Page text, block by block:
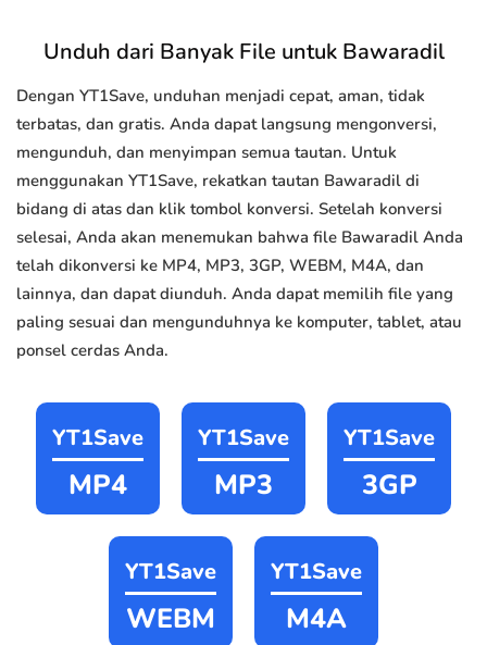
Unduh dari Banyak File untuk Bawaradil
Dengan YT1Save, unduhan menjadi cepat, aman, tidak
terbatas, dan gratis. Anda dapat langsung mengonversi,
mengunduh, dan menyimpan semua tautan. Untuk
menggunakan YT1Save, rekatkan tautan Bawaradil di
bidang di atas dan klik tombol konversi. Setelah konversi
selesai, Anda akan menemukan bahwa file Bawaradil Anda
telah dikonversi ke MP4, MP3, 3GP, WEBM, M4A, dan
lainnya, dan dapat diunduh. Anda dapat memilih file yang
paling sesuai dan mengunduhnya ke komputer, tablet, atau
ponsel cerdas Anda.
YT1Save
MP4
YT1Save
MP3
YT1Save
3GP
YT1Save
WEBM
YT1Save
M4A